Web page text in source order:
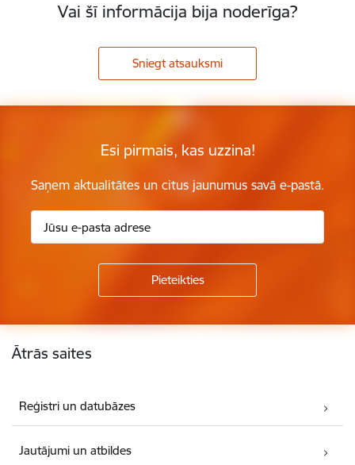
Vai šī informācija bija noderīga?
Sniegt atsauksmi
Esi pirmais, kas uzzina!
Saņem aktualitātes un citus jaunumus savā e-pastā.
Kājene
Ātrās saites
Reģistri un datubāzes
Jautājumi un atbildes